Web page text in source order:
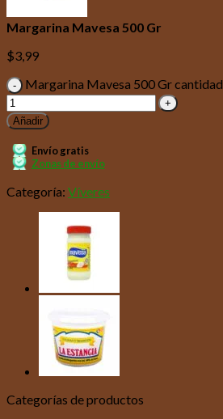
Margarina Mavesa 500 Gr
$3,99
Margarina Mavesa 500 Gr cantidad
Añadir
Envío gratis
Zonas de envío
Categoría: Víveres
Categorías de productos